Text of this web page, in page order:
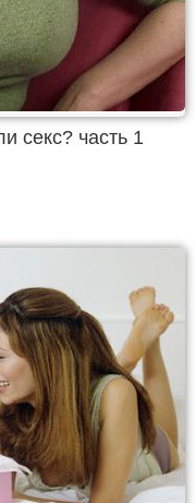
секс? часть 1